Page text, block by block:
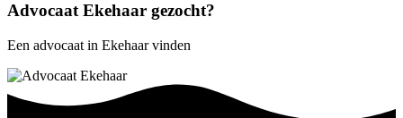
Advocaat Ekehaar gezocht?
Een advocaat in Ekehaar vinden